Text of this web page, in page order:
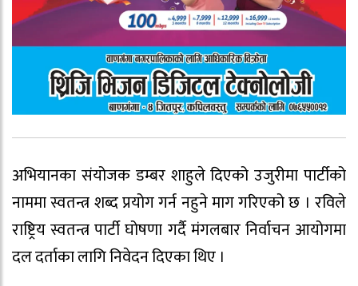
अभियानका संयोजक डम्बर शाहुले दिएको उजुरीमा पार्टीको
नाममा स्वतन्त्र शब्द प्रयोग गर्न नहुने माग गरिएको छ । रविले
राष्ट्रिय स्वतन्त्र पार्टी घोषणा गर्दै मंगलबार निर्वाचन आयोगमा
दल दर्ताका लागि निवेदन दिएका थिए ।